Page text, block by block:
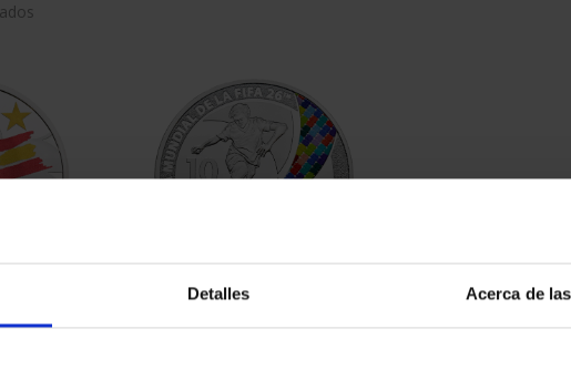
Detalles Acerca de
MUNDIAL FIFA 2026 (EM.
2025) 8 REALES